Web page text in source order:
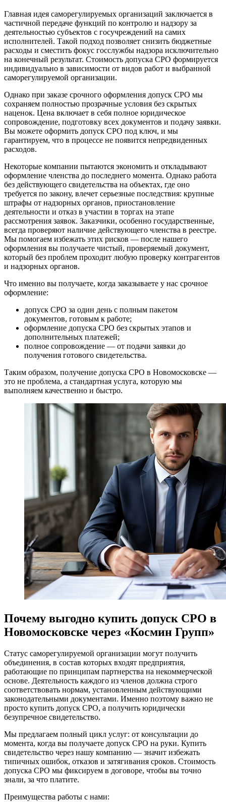
Главная идея саморегулируемых организаций заключается в
частичной передаче функций по контролю и надзору за
деятельностью субъектов с госучреждений на самих
исполнителей. Такой подход позволяет снизить бюджетные
расходы и сместить фокус госслужбы надзора исключительно
на конечный результат. Стоимость допуска СРО формируется
индивидуально в зависимости от видов работ и выбранной
саморегулируемой организации.
Однако при заказе срочного оформления допуск СРО мы
сохраняем полностью прозрачные условия без скрытых
наценок. Цена включает в себя полное юридическое
сопровождение, подготовку всех документов и подачу заявки.
Вы можете оформить допуск СРО под ключ, и мы
гарантируем, что в процессе не появится непредвиденных
расходов.
Некоторые компании пытаются экономить и откладывают
оформление членства до последнего момента. Однако работа
без действующего свидетельства на объектах, где оно
требуется по закону, влечет серьезные последствия: крупные
штрафы от надзорных органов, приостановление
деятельности и отказ в участии в торгах на этапе
рассмотрения заявок. Заказчики, особенно государственные,
всегда проверяют наличие действующего членства в реестре.
Мы помогаем избежать этих рисков — после нашего
оформления вы получаете чистый, проверяемый документ,
который без проблем проходит любую проверку контрагентов
и надзорных органов.
Что именно вы получаете, когда заказываете у нас срочное
оформление:
допуск СРО за один день с полным пакетом
документов, готовым к работе;
оформление допуска СРО без скрытых этапов и
дополнительных платежей;
полное сопровождение — от подачи заявки до
получения готового свидетельства.
Таким образом, получение допуска СРО в Новомосковске —
это не проблема, а стандартная услуга, которую мы
выполняем качественно и быстро.
Почему выгодно купить допуск СРО в
Новомосковске через «Космин Групп»
Статус саморегулируемой организации могут получить
объединения, в состав которых входят предприятия,
работающие по принципам партнерства на некоммерческой
основе. Деятельность каждого из членов должна строго
соответствовать нормам, установленным действующими
законодательными документами. Именно поэтому важно не
просто купить допуск СРО, а получить юридически
безупречное свидетельство.
Мы предлагаем полный цикл услуг: от консультации до
момента, когда вы получаете допуск СРО на руки. Купить
свидетельство через нашу компанию — значит избежать
типичных ошибок, отказов и затягивания сроков. Стоимость
допуска СРО мы фиксируем в договоре, чтобы вы точно
знали, за что платите.
Преимущества работы с нами: